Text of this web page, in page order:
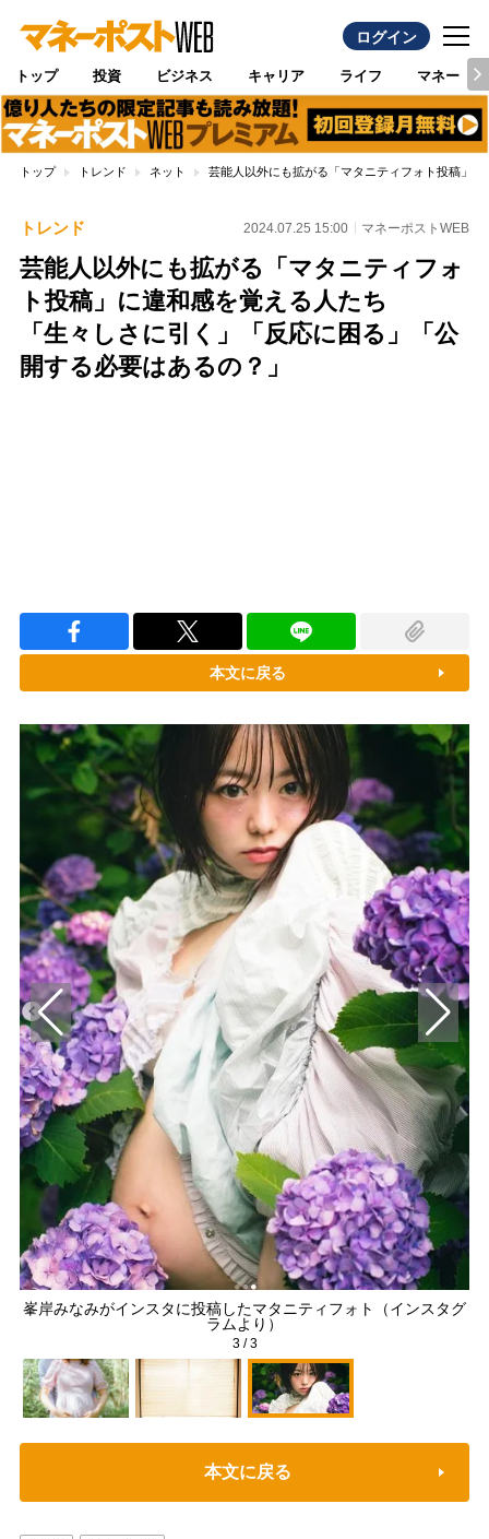
ログイン
トップ 投資 ビジネス キャリア ライフ マネー
トップ トレンド ネット 芸能人以外にも拡がる「マタニティフォト投稿」
トレンド 2024.07.25 15:00 マネーポストWEB
芸能人以外にも拡がる「マタニティフォ
ト投稿」に違和感を覚える人たち
「生々しさに引く」「反応に困る」「公
開する必要はあるの？」
本文に戻る
峯岸みなみがインスタに投稿したマタニティフォト（インスタグ
ラムより）
3/3
本文に戻る